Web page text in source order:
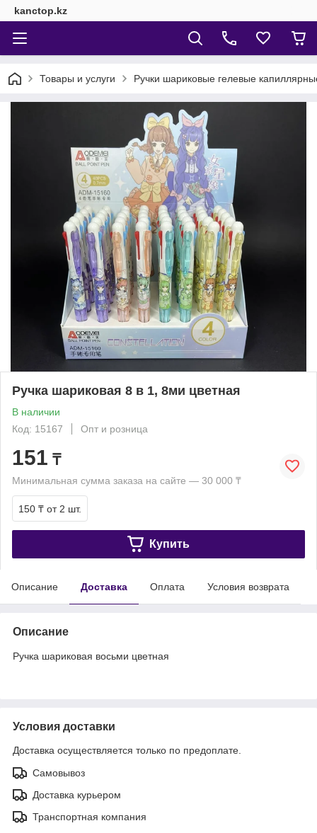
kanctop.kz
Товары и услуги Ручки шариковые гелевые
Ручка шариковая 8 в 1, 8ми цветная
В наличии
Код: 15167
Опт и розница
151 ₸
Минимальная сумма заказа на сайте — 30 000 ₸
150 ₸ от 2 шт.
Купить
Описание Доставка Оплата Условия возврата
Описание
Ручка шариковая восьми цветная
Условия доставки
Доставка осуществляется только по предоплате.
Самовывоз
Доставка курьером
Транспортная компания